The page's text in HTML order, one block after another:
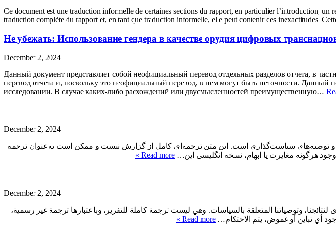
Ce document est une traduction informelle de certaines sections du rapport, en particulier l’introduction, un
traduction complète du rapport et, en tant que traduction informelle, elle peut contenir des inexactitudes.
Не убежать: Использование гендера в качестве орудия цифровых
December 2, 2024
Данный документ представляет собой неофициальный перевод отдельных разделов отчета, в
перевод отчета и, поскольку это неофициальный перевод, в нем могут быть неточности. Данный
исследовании. В случае каких-либо расхождений или двусмысленностей преимущественную…
December 2, 2024
و توصیه‌های سیاست‌گذاری است. این متن ترجمه‌ای کامل از گزارش نیست و ممکن است به‌عنوان ترجمه
هرگونه مغایرت یا ابهام، نسخه انگلیسی این… Read more »
December 2, 2024
وتوصياتنا المتعلقة بالسياسات. وهي ليست ترجمة كاملة للتقرير، وباعتبارها ترجمة غير رسمية،
أي تباين أو غموض، يتم الاحتكام… Read more »